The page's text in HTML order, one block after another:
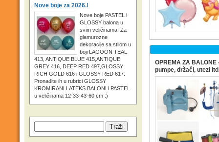
Nove boje za 2026.!
Nove boje PASTEL i
GLOSSY balona u
svim veličinama! Za
glamurozne
dekoracije sa stilom u
boji LAGOON TEAL
413, ANTIQUE BLUE 415,ANTIQUE
GREY 416, DEEP RED 497,GLOSSY
RICH GOLD 616 i GLOSSY RED 617.
Pronađite ih u rubrici GLOSSY
KROMIRANI LATEKS BALONI i PASTEL
u veličinama 12-33-43-60 cm :)
OPREMA ZA BALONE
pumpe, držači, utezi